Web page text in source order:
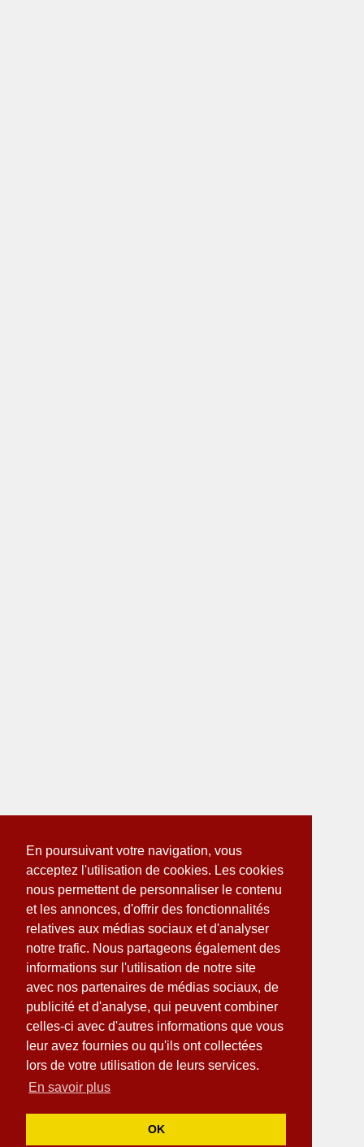
En poursuivant votre navigation, vous
acceptez l'utilisation de cookies. Les cookies
nous permettent de personnaliser le contenu
et les annonces, d'offrir des fonctionnalités
relatives aux médias sociaux et d'analyser
notre trafic. Nous partageons également des
informations sur l'utilisation de notre site
avec nos partenaires de médias sociaux, de
publicité et d'analyse, qui peuvent combiner
celles-ci avec d'autres informations que vous
leur avez fournies ou qu'ils ont collectées
lors de votre utilisation de leurs services.
En savoir plus
OK